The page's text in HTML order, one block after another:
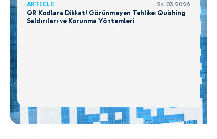
ARTICLE 24.03.2026
QR Kodlara Dikkat! Görünmeyen Tehlike: Quishing
Saldırıları ve Korunma Yöntemleri